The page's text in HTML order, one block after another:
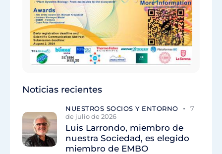
Noticias recientes
NUESTROS SOCIOS Y ENTORNO
7
de julio de 2026
Luis Larrondo, miembro de
nuestra Sociedad, es elegido
miembro de EMBO